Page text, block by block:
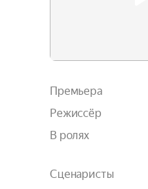
Премьера
Режиссёр
В ролях
Сценаристы